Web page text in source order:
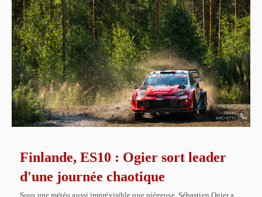
Finlande, ES10 : Ogier sort leader
d'une journée chaotique
Sous une météo aussi imprévisible que piégeuse, Sébastien Ogier a